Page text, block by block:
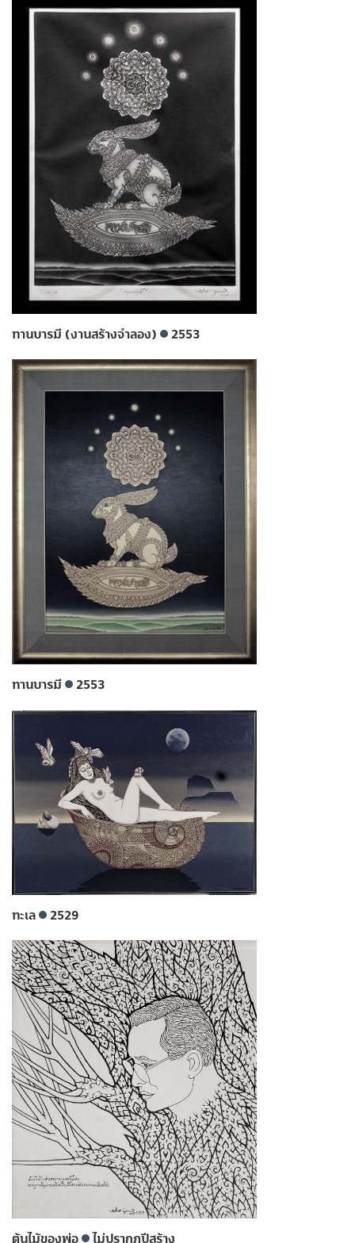
ทานบารมี (งานสร้างจำลอง) 2553
ทานบารมี 2553
ทะเล 2529
ต้นไม้ของพ่อ ไม่ปรากฏปีสร้าง